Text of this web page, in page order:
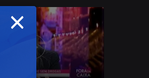
×